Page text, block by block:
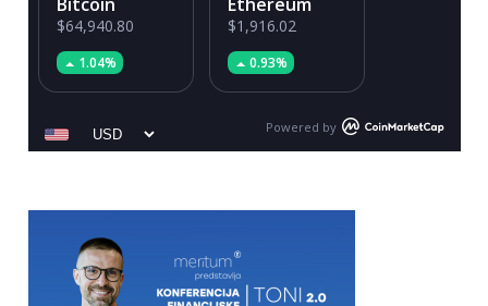
$64,940.80
1.04%
$1,916.02
0.93%
Powered by